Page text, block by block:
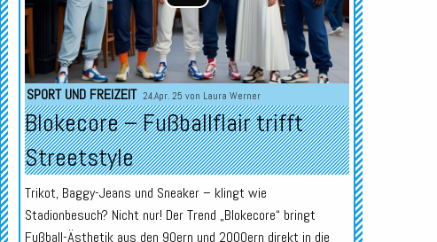
SPORT UND FREIZEIT 24.Apr. 25 von Laura Werner
Blokecore – Fußballflair trifft
Streetstyle
Trikot, Baggy-Jeans und Sneaker – klingt wie
Stadionbesuch? Nicht nur! Der Trend „Blokecore“ bringt
Fußball-Ästhetik aus den 90ern und 2000ern direkt in die